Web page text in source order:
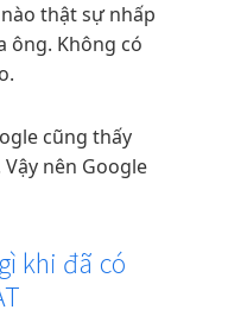
thật sự nhấp
ông. Không có
cũng thấy
nên Google
khi đã có